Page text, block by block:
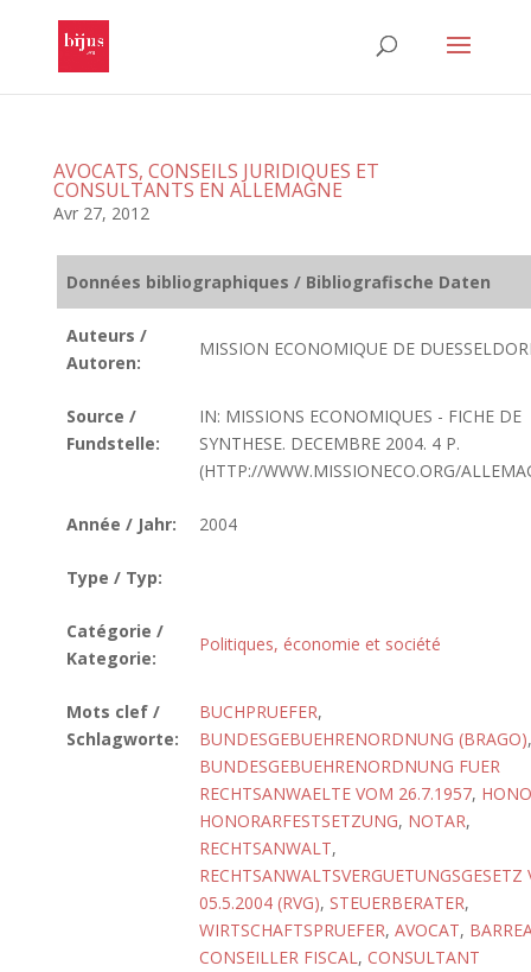
AVOCATS, CONSEILS JURIDIQUES ET
CONSULTANTS EN ALLEMAGNE
Avr 27, 2012
Données bibliographiques / Bibliografische Daten
Auteurs /
Autoren:
MISSION ECONOMIQUE DE
Source /
Fundstelle:
IN: MISSIONS ECONOMIQUES - FICHE DE
SYNTHESE. DECEMBRE 2004. 4 P.
(HTTP://WWW.MISSIONECO.ORG/
Année / Jahr: 2004
Type / Typ:
Catégorie /
Kategorie:
Politiques, économie et société
Mots clef /
Schlagworte:
BUCHPRUEFER,
BUNDESGEBUEHRENORDNUNG (BRAGO),
BUNDESGEBUEHRENORDNUNG FUER
RECHTSANWAELTE VOM 26.7.1957,
HONORARFESTSETZUNG, NOTAR,
RECHTSANWALT,
RECHTSANWALTSVERGUETUNGSGESETZ
05.5.2004 (RVG), STEUERBERATER,
WIRTSCHAFTSPRUEFER, AVOCAT,
CONSEILLER FISCAL, CONSULTANT